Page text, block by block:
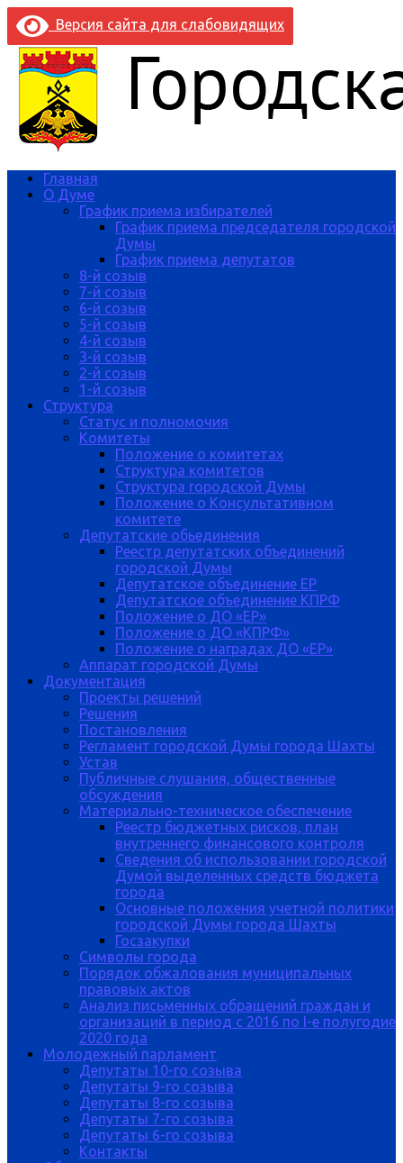
Версия сайта для слабовидящих
Главная
О Думе
График приема избирателей
График приема председателя городской
Думы
График приема депутатов
8-й созыв
7-й созыв
6-й созыв
5-й созыв
4-й созыв
3-й созыв
2-й созыв
1-й созыв
Структура
Статус и полномочия
Комитеты
Положение о комитетах
Структура комитетов
Структура городской Думы
Положение о Консультативном
комитете
Депутатские обьединения
Реестр депутатских объединений
городской Думы
Депутатское объединение ЕР
Депутатское объединение КПРФ
Положение о ДО «ЕР»
Положение о ДО «КПРФ»
Положение о наградах ДО «ЕР»
Аппарат городской Думы
Документация
Проекты решений
Решения
Постановления
Регламент городской Думы города Шахты
Устав
Публичные слушания, общественные
обсуждения
Материально-техническое обеспечение
Реестр бюджетных рисков, план
внутреннего финансового контроля
Сведения об использовании городской
Думой выделенных средств бюджета
города
Основные положения учетной политики
городской Думы города Шахты
Госзакупки
Символы города
Порядок обжалования муниципальных
правовых актов
Анализ письменных обращений граждан и
организаций в период с 2016 по I-е полугодие
2020 года
Молодежный парламент
Депутаты 10-го созыва
Депутаты 9-го созыва
Депутаты 8-го созыва
Депутаты 7-го созыва
Депутаты 6-го созыва
Контакты